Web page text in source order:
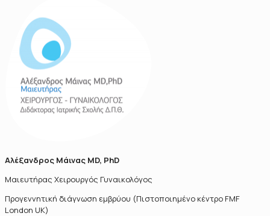
Αλέξανδρος Μάινας MD, PhD
Μαιευτήρας Χειρουργός Γυναικολόγος
Προγεννητική διάγνωση εμβρύου (Πιστοποιημένο κέντρο FMF
London UK)